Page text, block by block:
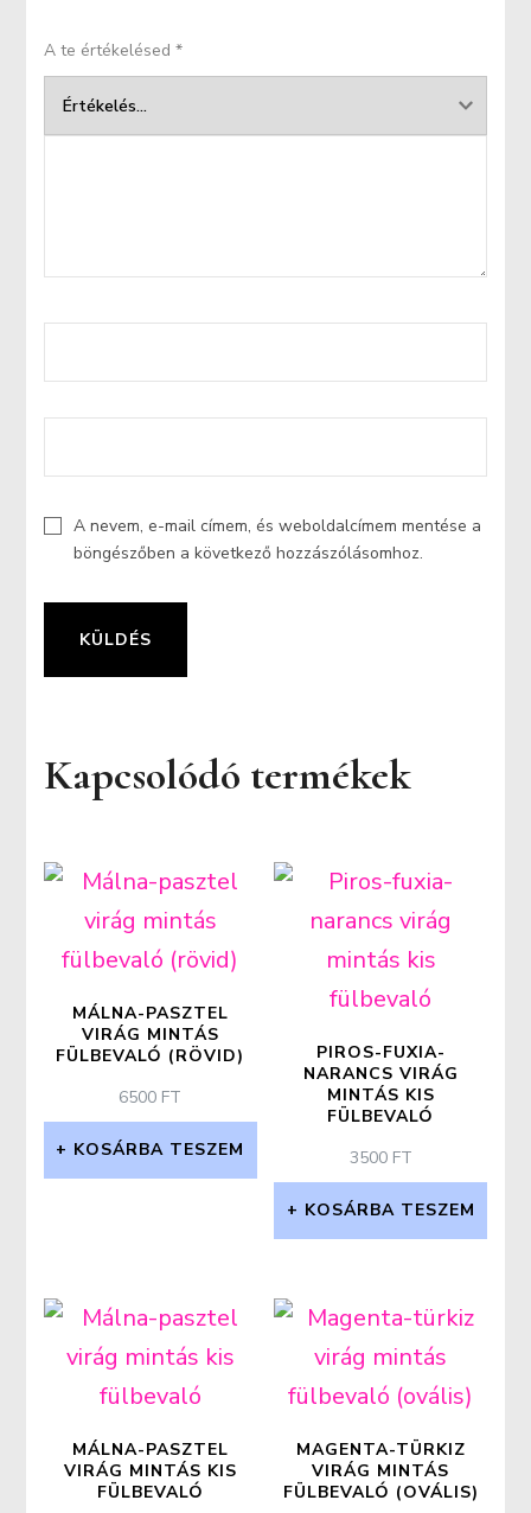
A te értékelésed*
A nevem, e-mail címem, és weboldalcímem mentése a
böngészőben a következő hozzászólásomhoz.
Kapcsolódó termékek
MÁLNA-PASZTEL
VIRÁG MINTÁS
FÜLBEVALÓ (RÖVID)
6500 FT
KOSÁRBA TESZEM
PIROS-FUXIA-
NARANCS VIRÁG
MINTÁS KIS
FÜLBEVALÓ
3500 FT
KOSÁRBA TESZEM
MÁLNA-PASZTEL
VIRÁG MINTÁS KIS
FÜLBEVALÓ
MAGENTA-TÜRKIZ
VIRÁG MINTÁS
FÜLBEVALÓ (OVÁLIS)